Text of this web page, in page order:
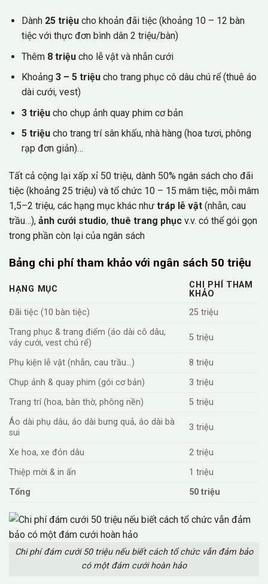
Dành 25 triệucho khoản đãi tiệc (khoảng 10 – 12 bàn
tiệc với thực đơn bình dân 2 triệu/bàn)
Thêm 8 triệucho lễ vật và nhẫn cưới
Khoảng 3 – 5 triệucho trang phục cô dâu chú rể (thuê áo
dài cưới, vest)
3 triệucho chụp ảnh quay phim cơ bản
5 triệucho trang trí sân khấu, nhà hàng (hoa tươi, phông
rạp đơn giản)…
Tất cả cộng lại xấp xỉ 50 triệu, dành 50% ngân sách cho đãi
tiệc (khoảng 25 triệu) và tổ chức 10 – 15 mâm tiệc, mỗi mâm
1,5–2 triệu, các hạng mục khác như tráp lễ vật (nhẫn, cau
trầu…), ảnh cưới studio, thuê trang phục v.v. có thể gói gọn
trong phần còn lại của ngân sách
Bảng chi phí tham khảo với ngân sách 50 triệu
HẠNG MỤC
CHI PHÍ THAM
KHẢO
Đãi tiệc (10 bàn tiệc)
25 triệu
Trang phục & trang điểm (áo dài cô dâu,
váy cưới, vest chú rể)
5 triệu
Phụ kiện lễ vật (nhẫn, cau trầu…)
8 triệu
Chụp ảnh & quay phim (gói cơ bản)
3 triệu
Trang trí (hoa, bàn thờ, phông nền)
5 triệu
Áo dài phụ dâu, áo dài bưng quả, áo dài bà
sui
3 triệu
Xe hoa, xe đón dâu
2 triệu
Thiệp mời & in ấn
1 triệu
Tổng
50 triệu
Chi phí đám cưới 50 triệu nếu biết cách tổ chức vẫn đảm bảo
có một đám cưới hoàn hảo